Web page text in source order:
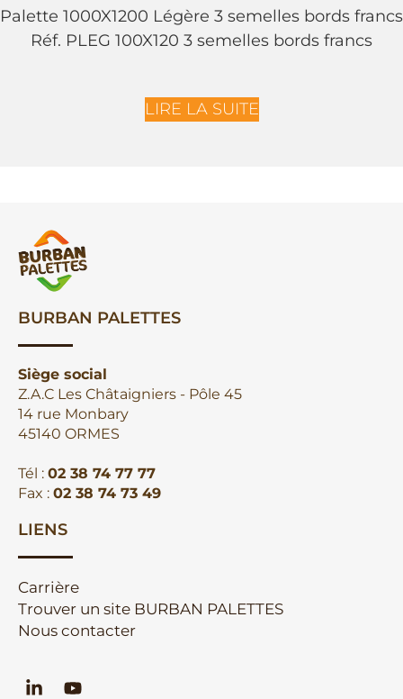
Palette 1000X1200 Légère 3 semelles bords francs
Réf. PLEG 100X120 3 semelles bords francs
LIRE LA SUITE
BURBAN PALETTES
Siège social
Z.A.C Les Châtaigniers - Pôle 45
14 rue Monbary
45140 ORMES
Tél : 02 38 74 77 77
Fax : 02 38 74 73 49
LIENS
Carrière
Trouver un site BURBAN PALETTES
Nous contacter